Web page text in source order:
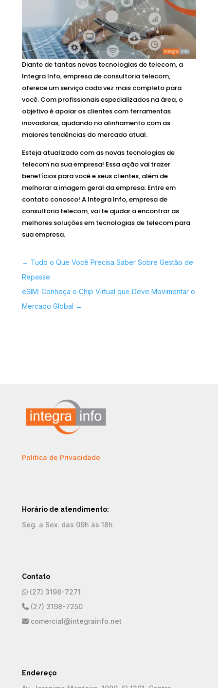
Diante de tantas novas tecnologias de telecom, a
Integra Info, empresa de consultoria telecom,
oferece um serviço cada vez mais completo para
você. Com profissionais especializados na área, o
objetivo é apoiar os clientes com ferramentas
inovadoras, ajudando no alinhamento com as
maiores tendências do mercado atual.
Esteja atualizado com as novas tecnologias de
telecom na sua empresa! Essa ação vai trazer
benefícios para você e seus clientes, além de
melhorar a imagem geral da empresa. Entre em
contato conosco! A Integra Info, empresa de
consultoria telecom, vai te ajudar a encontrar as
melhores soluções em tecnologias de telecom para
sua empresa.
← Tudo o Que Você Precisa Saber Sobre Gestão de
Repasse
eSIM: Conheça o Chip Virtual que Deve Movimentar o
Mercado Global →
Politica de Privacidade
Horário de atendimento:
Seg. a Sex. das 09h às 18h
Contato
(27) 3198-7271
(27) 3198-7250
comercial@integrainfo.net
Endereço